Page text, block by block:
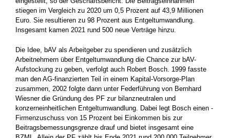
stiegen im Vergleich zu 2020 um 0,5 Prozent auf 43,9 Millionen
Euro. Sie resultieren zu 98 Prozent aus Entgeltumwandlung.
Insgesamt ­kamen 2021 rund 500 neue Verträge hinzu.
Die Idee, bAV als Arbeitgeber zu spendieren und zusätzlich
Arbeitnehmern über Entgeltumwandlung die Chance zur bAV-
Aufstockung zu geben, verfolgt auch Robert Bosch. 1999 fasste
man den AG-finanzierten Teil in einem Kapital-Vorsorge-Plan
zusammen, 2002 folgte dann unter Federführung von Bernhard
Wiesner die Gründung des PF zur ­bilanzneutralen und
konzerneinheitlichen Entgeltumwandlung. Dabei legt Bosch einen ­
Firmenzuschuss von 15 Prozent bei Einkommen bis zur
Beitragsbemessungsgrenze drauf und ­bietet insgesamt eine